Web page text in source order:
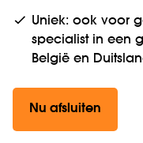
Uniek: ook voor
specialist in een
België en
Nu afsluiten